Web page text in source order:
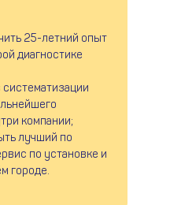
25-летний опыт
диагностике
систематизации
компании;
лучший по
по установке и
городе.